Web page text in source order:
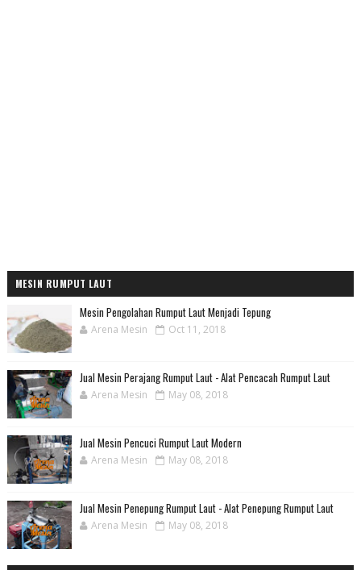
MESIN RUMPUT LAUT
Mesin Pengolahan Rumput Laut Menjadi Tepung
Arena Mesin Oct 11, 2018
Jual Mesin Perajang Rumput Laut - Alat Pencacah Rumput Laut
Arena Mesin May 08, 2018
Jual Mesin Pencuci Rumput Laut Modern
Arena Mesin May 08, 2018
Jual Mesin Penepung Rumput Laut - Alat Penepung Rumput Laut
Arena Mesin May 08, 2018